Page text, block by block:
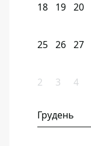
18 19 20
25 26 27
2 3 4
Грудень